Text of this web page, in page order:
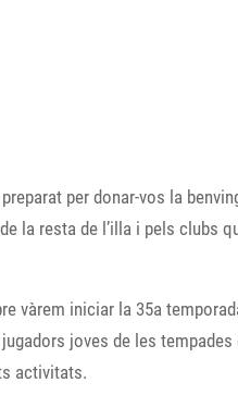
per donar-vos la
la resta de l’illa i pels clubs
vàrem iniciar la 35a
joves de les tempades
activitats.